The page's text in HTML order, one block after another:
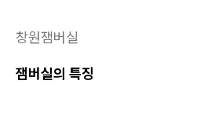
창원잼버실
잼버실의 특징